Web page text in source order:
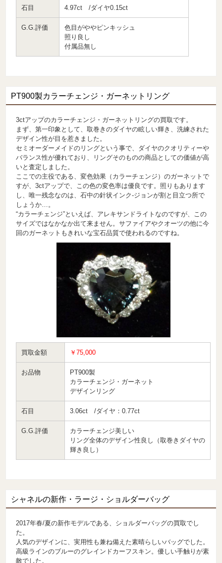
石目 4.97ct /ダイヤ0.15ct
G.G.評価
色目がややピンキッシュ
照り良し
付属品無し
PT900製カラーチェンジ・ガーネットリング
3ctアップのカラーチェンジ・ガーネットリングの買取です。
まず、第一印象として、取巻きのダイヤの眩しい輝き、洗練された
デザイン性が目を惹きました。
セミオーダーメイドのリングという事で、ダイヤのクオリティーや
バランス性が優れており、リングそのものの商品としての価値が高
いと査定しました。
ここでの主役である、変色効果（カラーチェンジ）のガーネットで
すが、3ctアップで、この色の変色率は優良です。照りもあります
し、唯一残念なのは、石中の針状インク-ジョンが割と目立つ所で
しょうか…。
“カラーチェンジ”といえば、アレキサンドライトなのですが、この
サイズではなかなか出て来ません。サファイアやクオーツの他に今
回のガーネットもきれいな宝石品質で使われるのですね。
買取金額 ￥75,000
お品物
PT900製
カラーチェンジ・ガーネット
デザインリング
石目 3.06ct /ダイヤ：0.77ct
G.G.評価
カラーチェンジ美しい
リング全体のデザイン性良し（取巻きダイヤの
輝き良し）
シャネルの新作・ラージ・ショルダーバッグ
2017年春/夏の新作モデルである、ショルダーバッグの買取でし
た。
人気のデザインに、実用性も兼ね備えた素晴らしいバッグでした。
高級ラインのブルーのグレインドカーフスキン。優しい手触りが素
敵でした。